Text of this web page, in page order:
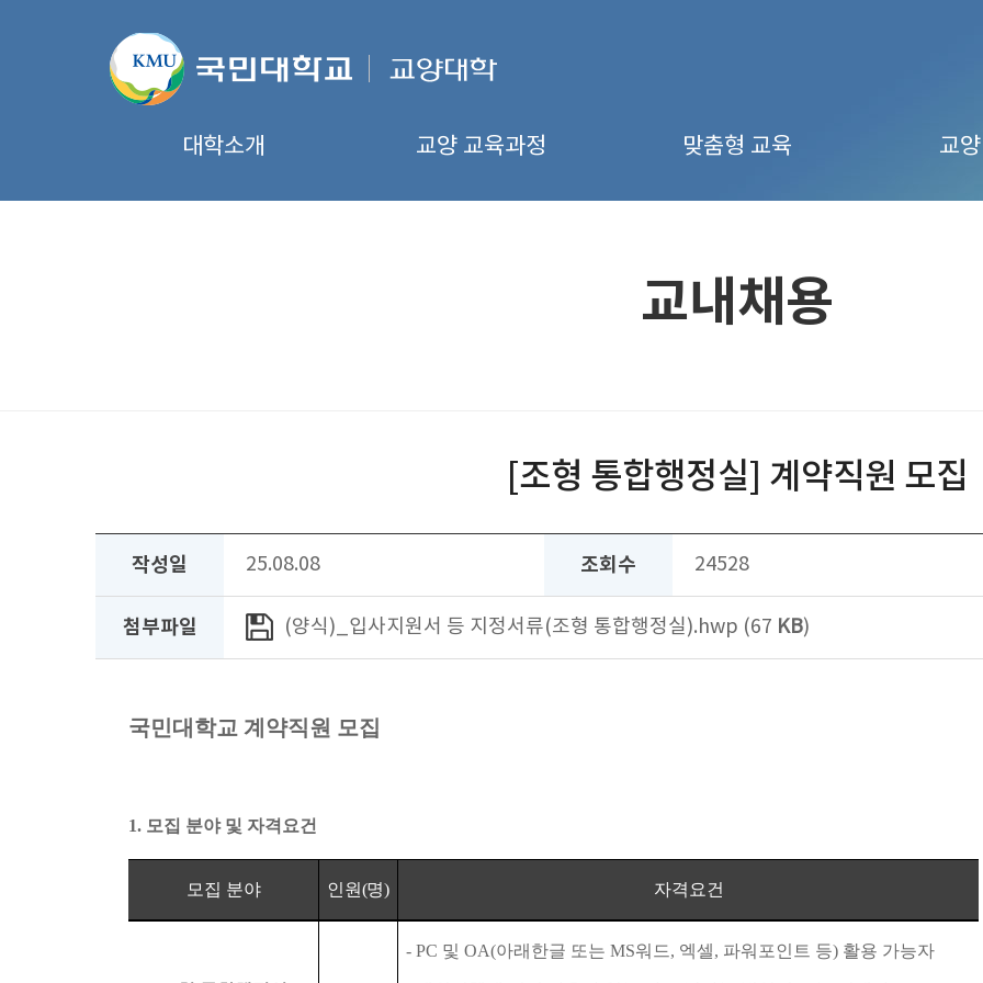
대학소개 교양 교육과정 맞춤형 교육 교
교내채용
[조형 통합행정실] 계약직원 모집
작성일 25.08.08 조회수 24528
첨부파일 (양식)_입사지원서 등 지정서류(조형 통합행정실).hwp (67 KB)
국민대학교 계약직원 모집
1. 모집 분야 및 자격요건
모집 분야 인원(명) 자격요건
- PC 및 OA(아래한글 또는 MS워드, 엑셀, 파워포인트 등) 활용 가능자